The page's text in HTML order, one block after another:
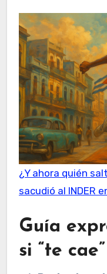
¿Y ahora quién
sacudió al INDER
Guía
si “te